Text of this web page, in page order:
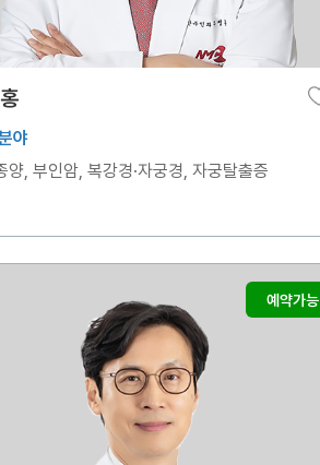
야
양, 부인암, 복강경·자궁경, 자궁탈출증
예약가능